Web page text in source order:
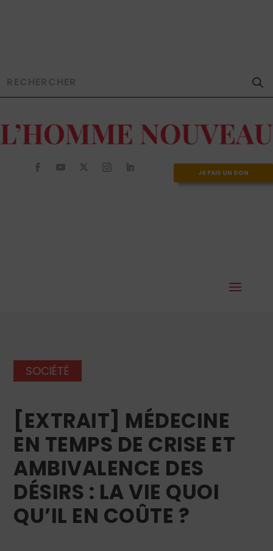
JE FAIS UN DON
SOCIÉTÉ
[EXTRAIT] MÉDECINE
EN TEMPS DE CRISE ET
AMBIVALENCE DES
DÉSIRS : LA VIE QUOI
QU’IL EN COÛTE ?